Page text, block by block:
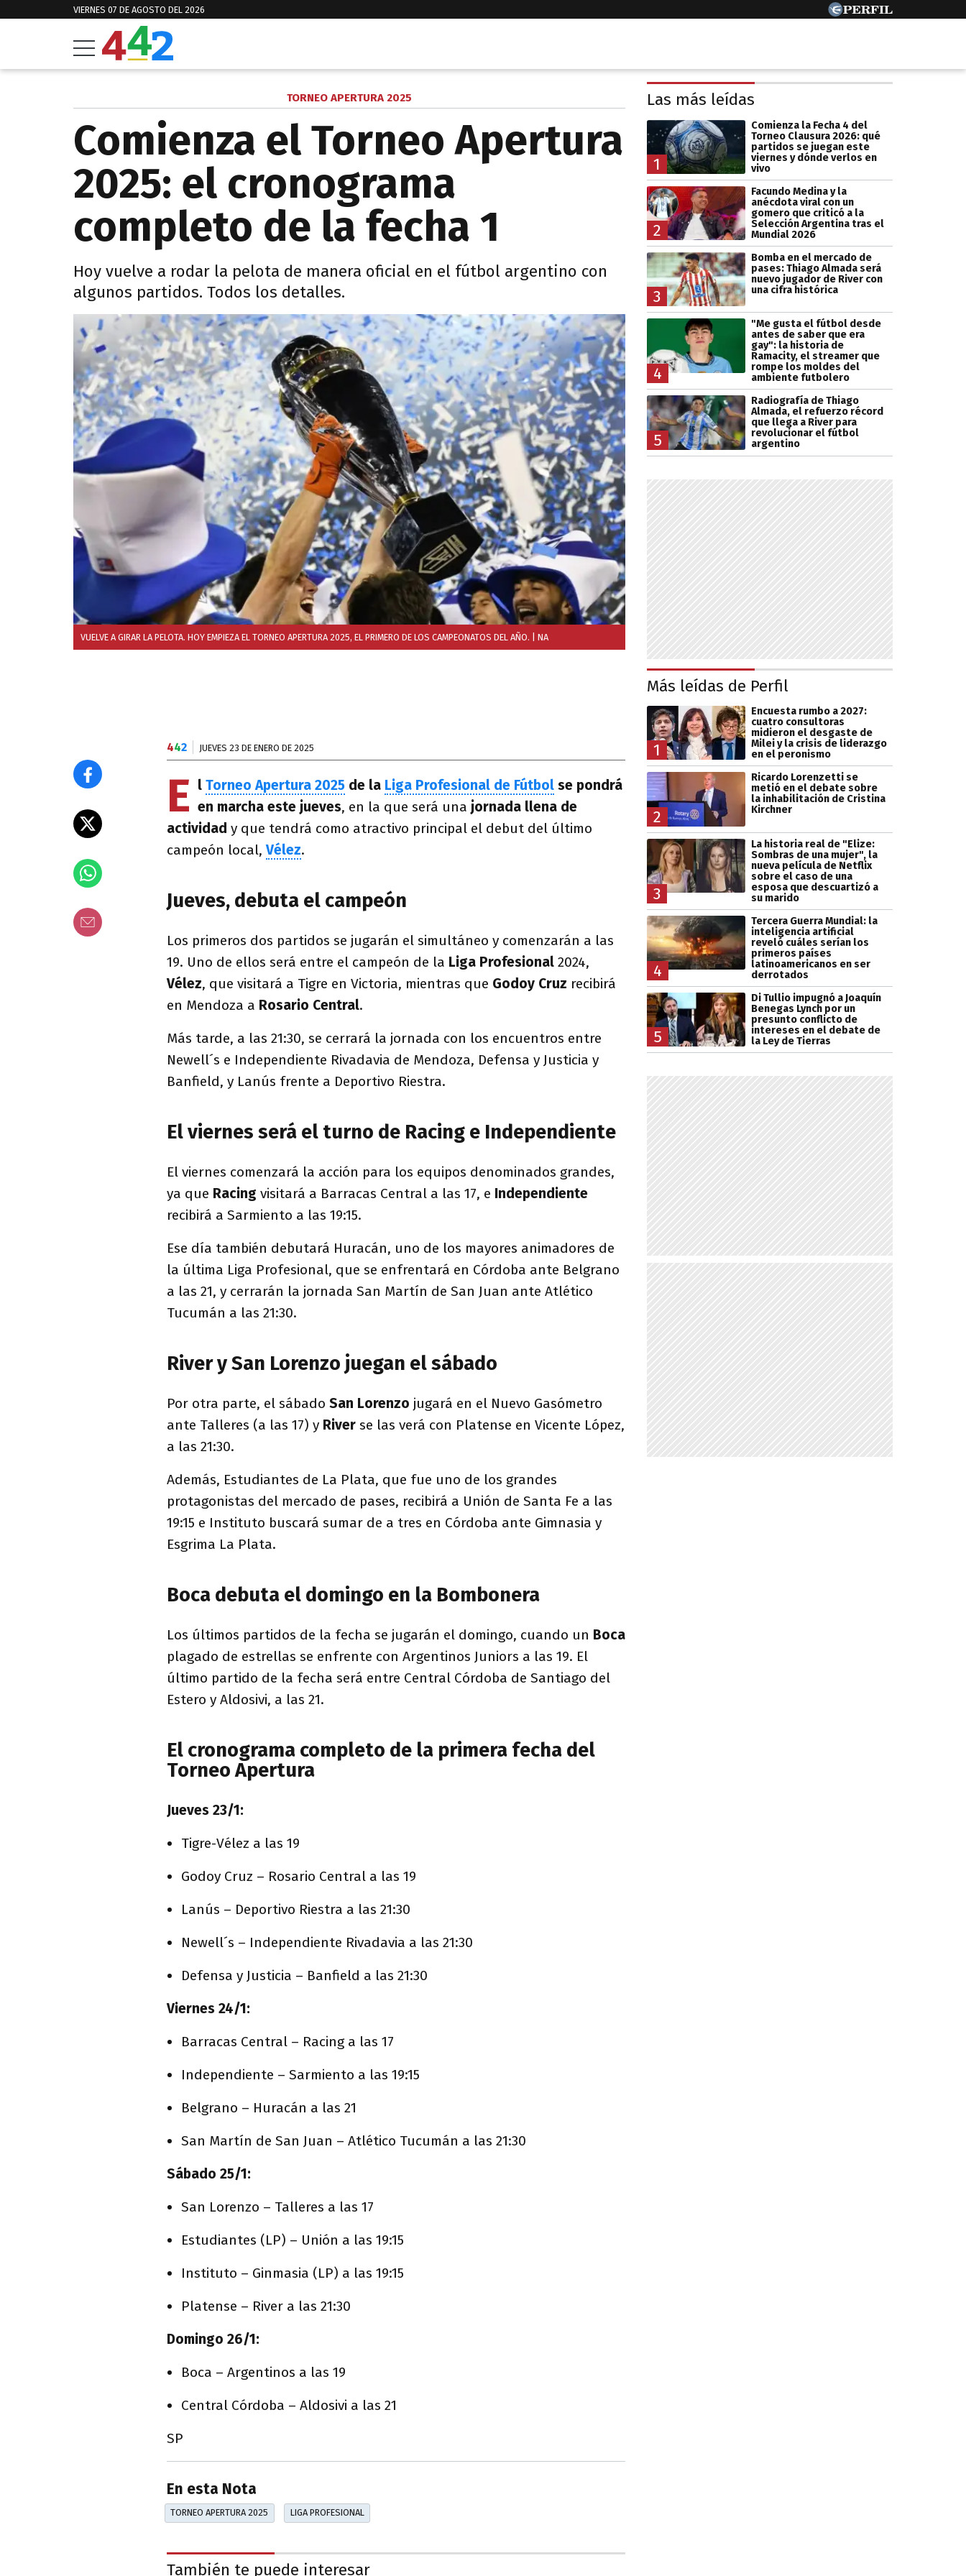
VIERNES 07 DE AGOSTO DEL 2026
TORNEO APERTURA 2025
Comienza el Torneo Apertura
2025: el cronograma
completo de la fecha 1
Hoy vuelve a rodar la pelota de manera oficial en el fútbol argentino con
algunos partidos. Todos los detalles.
VUELVE A GIRAR LA PELOTA. HOY EMPIEZA EL TORNEO APERTURA 2025, EL PRIMERO DE LOS CAMPEONATOS DEL AÑO. | NA
442 JUEVES 23 DE ENERO DE 2025
E l Torneo Apertura 2025 de la Liga Profesional de Fútbol se pondrá
en marcha este jueves, en la que será una jornada llena de
actividad y que tendrá como atractivo principal el debut del último
campeón local,Vélez.
Jueves, debuta el campeón
Los primeros dos partidos se jugarán el simultáneo y comenzarán a las
19. Uno de ellos será entre el campeón de la Liga Profesional 2024,
Vélez, que visitará a Tigre en Victoria, mientras que Godoy Cruz recibirá
en Mendoza a Rosario Central.
Más tarde, a las 21:30, se cerrará la jornada con los encuentros entre
Newell´s e Independiente Rivadavia de Mendoza, Defensa y Justicia y
Banfield, y Lanús frente a Deportivo Riestra.
El viernes será el turno de Racing e Independiente
El viernes comenzará la acción para los equipos denominados grandes,
ya que Racing visitará a Barracas Central a las 17, e Independiente
recibirá a Sarmiento a las 19:15.
Ese día también debutará Huracán, uno de los mayores animadores de
la última Liga Profesional, que se enfrentará en Córdoba ante Belgrano
a las 21, y cerrarán la jornada San Martín de San Juan ante Atlético
Tucumán a las 21:30.
River y San Lorenzo juegan el sábado
Por otra parte, el sábado San Lorenzo jugará en el Nuevo Gasómetro
ante Talleres (a las 17) y River se las verá con Platense en Vicente López,
a las 21:30.
Además, Estudiantes de La Plata, que fue uno de los grandes
protagonistas del mercado de pases, recibirá a Unión de Santa Fe a las
19:15 e Instituto buscará sumar de a tres en Córdoba ante Gimnasia y
Esgrima La Plata.
Boca debuta el domingo en la Bombonera
Los últimos partidos de la fecha se jugarán el domingo, cuando un Boca
plagado de estrellas se enfrente con Argentinos Juniors a las 19. El
último partido de la fecha será entre Central Córdoba de Santiago del
Estero y Aldosivi, a las 21.
El cronograma completo de la primera fecha del
Torneo Apertura
Jueves 23/1:
Tigre-Vélez a las 19
Godoy Cruz – Rosario Central a las 19
Lanús – Deportivo Riestra a las 21:30
Newell´s – Independiente Rivadavia a las 21:30
Defensa y Justicia – Banfield a las 21:30
Viernes 24/1:
Barracas Central – Racing a las 17
Independiente – Sarmiento a las 19:15
Belgrano – Huracán a las 21
San Martín de San Juan – Atlético Tucumán a las 21:30
Sábado 25/1:
San Lorenzo – Talleres a las 17
Estudiantes (LP) – Unión a las 19:15
Instituto – Ginmasia (LP) a las 19:15
Platense – River a las 21:30
Domingo 26/1:
Boca – Argentinos a las 19
Central Córdoba – Aldosivi a las 21
SP
En esta Nota
TORNEO APERTURA 2025 LIGA PROFESIONAL
También te puede interesar
Las más leídas
1
Comienza la Fecha 4 del
Torneo Clausura 2026: qué
partidos se juegan este
viernes y dónde verlos en
vivo
2
Facundo Medina y la
anécdota viral con un
gomero que criticó a la
Selección Argentina tras el
Mundial 2026
3
Bomba en el mercado de
pases: Thiago Almada será
nuevo jugador de River con
una cifra histórica
4
"Me gusta el fútbol desde
antes de saber que era
gay": la historia de
Ramacity, el streamer que
rompe los moldes del
ambiente futbolero
5
Radiografía de Thiago
Almada, el refuerzo récord
que llega a River para
revolucionar el fútbol
argentino
Más leídas de Perfil
1
Encuesta rumbo a 2027:
cuatro consultoras
midieron el desgaste de
Milei y la crisis de liderazgo
en el peronismo
2
Ricardo Lorenzetti se
metió en el debate sobre
la inhabilitación de Cristina
Kirchner
3
La historia real de "Elize:
Sombras de una mujer", la
nueva película de Netflix
sobre el caso de una
esposa que descuartizó a
su marido
4
Tercera Guerra Mundial: la
inteligencia artificial
reveló cuáles serían los
primeros países
latinoamericanos en ser
derrotados
5
Di Tullio impugnó a Joaquín
Benegas Lynch por un
presunto conflicto de
intereses en el debate de
la Ley de Tierras